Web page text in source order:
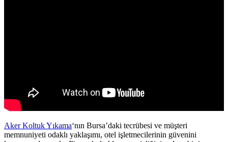
Aker Koltuk Yıkama‘nın Bursa’daki tecrübesi ve müşteri
memnuniyeti odaklı yaklaşımı, otel işletmecilerinin güvenini